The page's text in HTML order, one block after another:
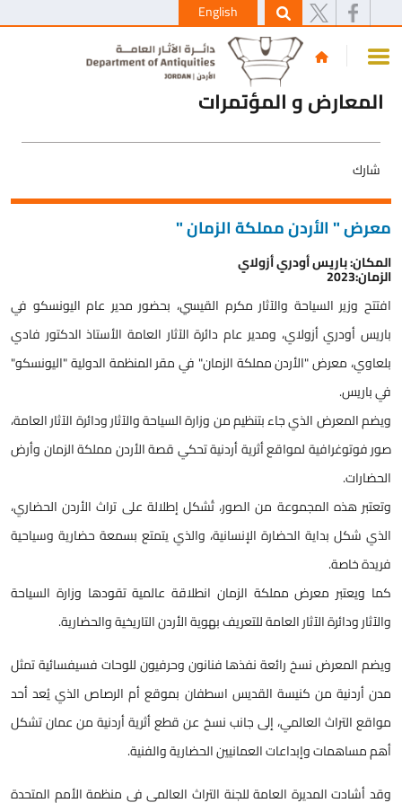
English
المعارض و المؤتمرات
شارك
معرض " الأردن مملكة الزمان "
المكان: باريس أودري أزولاي
الزمان:2023
افتتح وزير السياحة والآثار مكرم القيسي، بحضور مدير عام اليونسكو في
باريس أودري أزولاي، ومدير عام دائرة الآثار العامة الأستاذ الدكتور فادي
بلعاوي، معرض "الأردن مملكة الزمان" في مقر المنظمة الدولية "اليونسكو"
في باريس.
ويضم المعرض الذي جاء بتنظيم من وزارة السياحة والآثار ودائرة الآثار العامة،
صور فوتوغرافية لمواقع أثرية أردنية تحكي قصة الأردن مملكة الزمان وأرض
الحضارات.
وتعتبر هذه المجموعة من الصور، تُشكل إطلالة على تراث الأردن الحضاري،
الذي شكل بداية الحضارة الإنسانية، والذي يتمتع بسمعة حضارية وسياحية
فريدة خاصة.
كما ويعتبر معرض مملكة الزمان انطلاقة عالمية تقودها وزارة السياحة
والآثار ودائرة الآثار العامة للتعريف بهوية الأردن التاريخية والحضارية.
ويضم المعرض نسخ رائعة نفذها فنانون وحرفيون للوحات فسيفسائية تمثل
مدن أردنية من كنيسة القديس اسطفان بموقع أم الرصاص الذي يُعد أحد
مواقع التراث العالمي، إلى جانب نسخ عن قطع أثرية أردنية من عمان تشكل
أهم مساهمات وإبداعات العمانيين الحضارية والفنية.
وقد أشادت المديرة العامة للجنة التراث العالمي في منظمة الأمم المتحدة